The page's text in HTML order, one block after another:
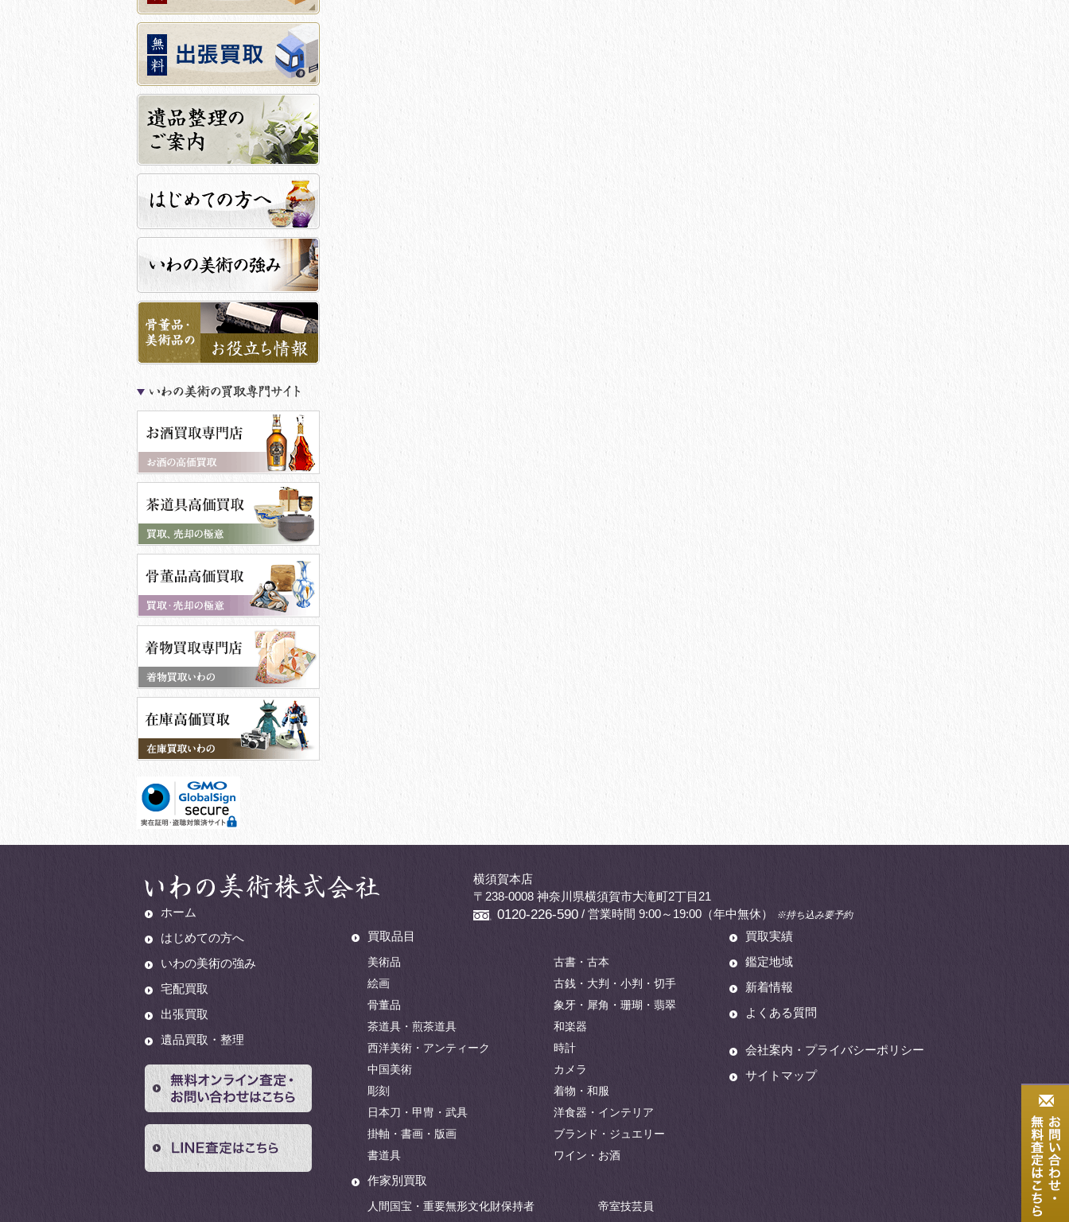
横須賀本店
〒238-0008 神奈川県横須賀市大滝町2丁目21
0120-226-590 / 営業時間 9:00～19:00（年中無休） ※持ち込み要予約
ホーム
はじめての方へ
いわの美術の強み
宅配買取
出張買取
遺品買取・整理
買取品目
美術品
絵画
骨董品
茶道具・煎茶道具
西洋美術・アンティーク
中国美術
彫刻
日本刀・甲冑・武具
掛軸・書画・版画
書道具
古書・古本
古銭・大判・小判・切手
象牙・犀角・珊瑚・翡翠
和楽器
時計
カメラ
着物・和服
洋食器・インテリア
ブランド・ジュエリー
ワイン・お酒
買取実績
鑑定地域
新着情報
よくある質問
会社案内・プライバシーポリシー
サイトマップ
作家別買取
人間国宝・重要無形文化財保持者
帝室技芸員